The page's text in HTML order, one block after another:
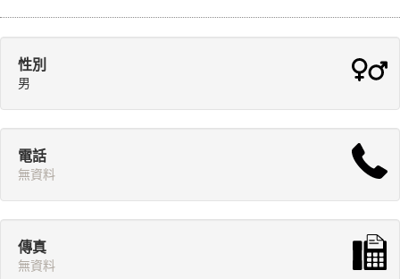
性別
男
電話
無資料
傳真
無資料